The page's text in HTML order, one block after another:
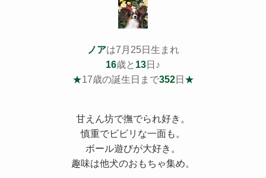
ノアは7月25日生まれ
16歳と 13日♪
★17歳の誕生日まで352日 ★
甘えん坊で撫でられ好き。
慎重でビビリな一面も。
ボール遊びが大好き。
趣味は他犬のおもちゃ集め。